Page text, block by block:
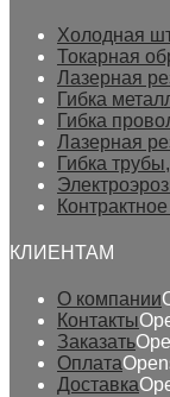
Холодная
Токарная
Лазерная
Гибка
Гибка
Лазерная
Гибка
КЛИЕНТАМ
О компании
Контакты
Заказать
Оплата
Доставка